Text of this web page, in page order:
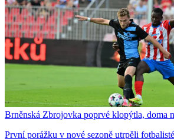
Brněnská Zbrojovka poprvé klopýtla, doma
První porážku v nové sezoně utrpěli